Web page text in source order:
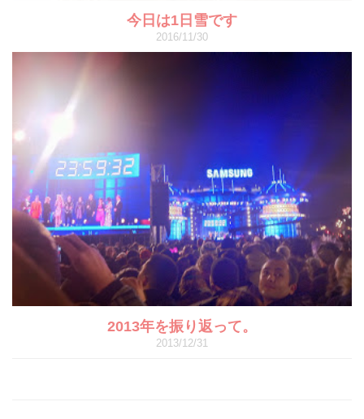
今日は1日雪です
2016/11/30
2013年を振り返って。
2013/12/31